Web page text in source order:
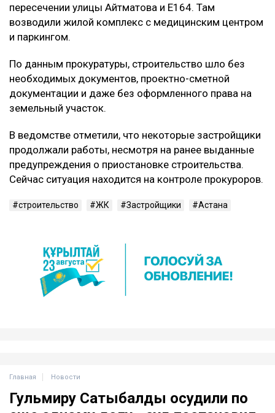
пересечении улицы Айтматова и Е164. Там
возводили жилой комплекс с медицинским центром
и паркингом.
По данным прокуратуры, строительство шло без
необходимых документов, проектно-сметной
документации и даже без оформленного права на
земельный участок.
В ведомстве отметили, что некоторые застройщики
продолжали работы, несмотря на ранее выданные
предупреждения о приостановке строительства.
Сейчас ситуация находится на контроле прокуроров.
строительство ЖК Застройщики Астана